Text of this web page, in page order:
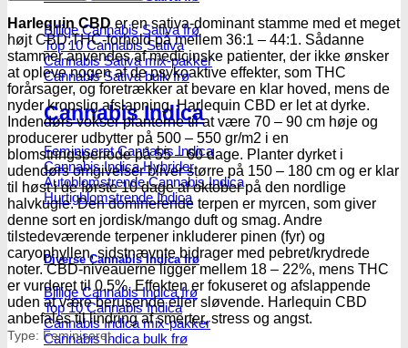
Billige Cannabis Sativa frø
Top 10 Cannabis Sativa
Cannabis Sativa mix-pakker
Cannabis Sativa bulk frø
Cannabis Indica
Feminiseret Cannabis Indica
Cannabis Indica Hybrider
Autoblomstrende Cannabis Indica
Hurtigblomstrende Indica
Diverse Cannabis Indica frø
Billige Cannabis Indica frø
Top 10 Cannabis Indica
Cannabis Indica mix-pakker
Cannabis Indica bulk frø
Feminiserede
cannabisfrø
-
00
Seeds
antal
Harlequin CBD er en sativa-dominant stamme med et meget
højt CBD:THC-forhold på mellem 36:1 – 44:1. Sådanne
stammer anvendes af medicinske patienter, der ikke ønsker
at opleve nogen af de psykoaktive effekter, som THC
forårsager, og foretrækker at bevare en klar hoved, mens de
nyder kropslig afslapning. Harlequin CBD er let at dyrke.
Indendørs vokser planterne til at være 70 – 90 cm høje og
producerer udbytter på 500 – 550 gr/m2 i en
blomstringsperiode på 55 – 60 dage. Planter dyrket i
udendørs omgivelser bliver større på 150 – 180 cm og er klar
til høst i de første 10 dage af oktober på den nordlige
halvkugle. Den dominerende terpen er myrcen, som giver
denne sort en jordisk/mango duft og smag. Andre
tilstedeværende terpener inkluderer pinen (fyr) og
caryophyllen, sidstnævnte bidrager med pebret/krydrede
noter. CBD-niveauerne ligger mellem 18 – 22%, mens THC
er vurderet til 0,5%. Effekten er fokuseret og afslappende
uden at være berusende eller sløvende. Harlequin CBD
anbefales til lindring af smerter, stress og angst.
Type: Feminiseret